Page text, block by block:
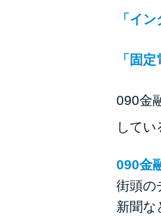
「イ
「固
090金
してい
090金
街頭の
新聞な